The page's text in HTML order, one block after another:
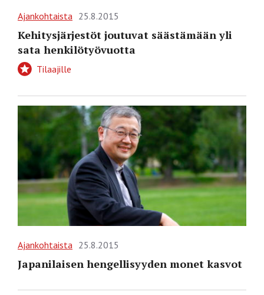
Ajankohtaista 25.8.2015
Kehitysjärjestöt joutuvat säästämään yli
sata henkilötyövuotta
Tilaajille
Ajankohtaista 25.8.2015
Japanilaisen hengellisyyden monet kasvot